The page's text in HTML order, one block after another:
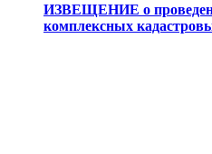
ИЗВЕЩЕНИЕ о
комплексных